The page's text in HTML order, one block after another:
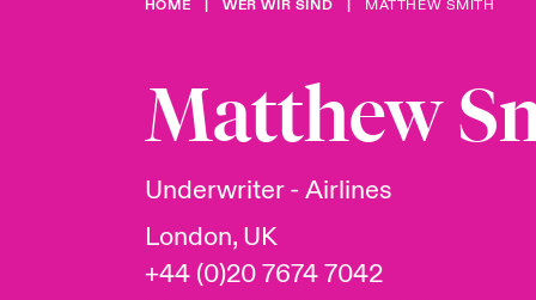
Wer wir sind
Board &
Mit uns
News & Events
Spotlight:
Kundenportal
Cyber
HOME WER WIR SIND MATTHEW SMITH
Matthew
Underwriter - Airlines
London, UK
+44 (0)20 7674 7042